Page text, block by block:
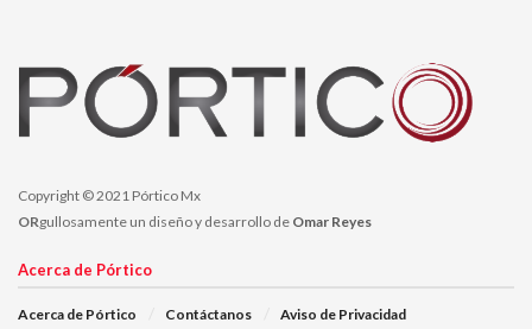
Copyright © 2021 Pórtico Mx
ORgullosamente un diseño y desarrollo de Omar Reyes
Acerca de Pórtico
Acerca de Pórtico Contáctanos Aviso de Privacidad